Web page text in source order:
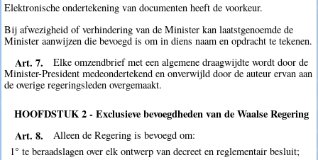
Elektronische ondertekening van documenten heeft de voorkeur.
Bij afwezigheid of verhindering van de Minister kan laatstgenoemde de
Minister aanwijzen die bevoegd is om in diens naam en opdracht te tekenen.
Art. 7.
Elke omzendbrief met een algemene draagwijdte wordt door de
Minister-President medeondertekend en onverwijld door de auteur ervan aan
de overige regeringsleden overgemaakt.
HOOFDSTUK 2 - Exclusieve bevoegdheden van de Waalse Regering
Art. 8.
Alleen de Regering is bevoegd om:
1° te beraadslagen over elk ontwerp van decreet en reglementair besluit;